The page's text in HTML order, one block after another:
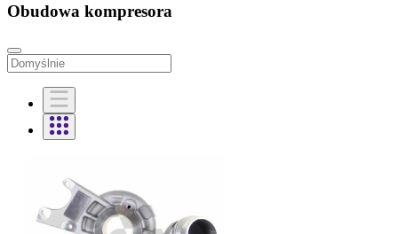
Obudowa kompresora